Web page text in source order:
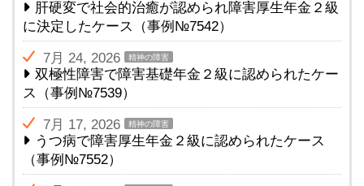
肝硬変で社会的治癒が認められ障害厚生年金２級
に決定したケース（事例№7542）
7月 24, 2026 精神の障害
双極性障害で障害基礎年金２級に認められたケー
ス（事例№7539）
7月 17, 2026 精神の障害
うつ病で障害厚生年金２級に認められたケース
（事例№7552）